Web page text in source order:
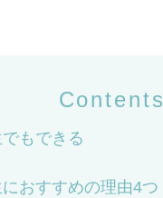
Contents
もできる
おすすめの理由4つ